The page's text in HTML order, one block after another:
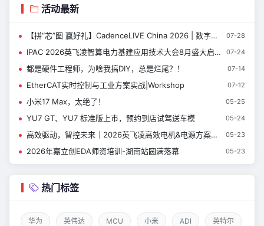
活动最新
【拼“芯”图 赢好礼】CadenceLIVE China 2026 | 数字设计与签核技术专题 07-28
IPAC 2026英飞凌智算电力基建应用技术大会8月盛大启幕 07-24
都是硬件工程师，为啥我搞DIY，总是烂尾？！ 07-14
EtherCAT实时控制与工业方案实战|Workshop 07-12
小米17 Max，太绝了！ 05-25
YU7 GT、YU7 标准版上市，预约到店试驾送车模 05-24
高效驱动，智控未来｜2026英飞凌高效电机&电源方案技术日即将开启 05-23
2026年嘉立创EDA师资培训-湖南站圆满落幕 05-23
热门标签
华为 英伟达 MCU 小米 ADI 英特尔